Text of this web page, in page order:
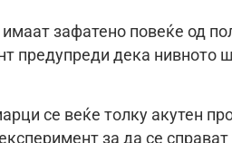
имаат зафатено повеќе од
предупреди дека нивното
се веќе толку акутен
за да се справат